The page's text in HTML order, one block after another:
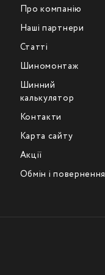
Про компанію
Наші партнери
Статті
Шиномонтаж
Шинний
калькулятор
Контакти
Карта сайту
Акції
Обмін і повернення